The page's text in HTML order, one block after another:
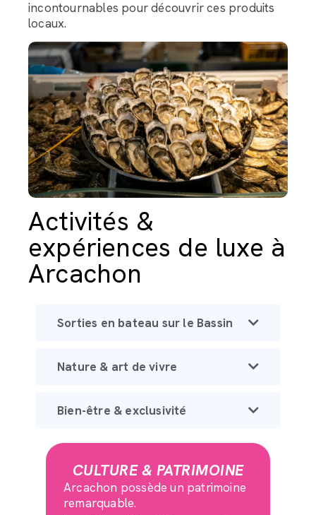
incontournables pour découvrir ces produits
locaux.
Activités &
expériences de luxe à
Arcachon
Sorties en bateau sur le Bassin
Nature & art de vivre
Bien-être & exclusivité
CULTURE & PATRIMOINE
Arcachon possède un patrimoine
remarquable.